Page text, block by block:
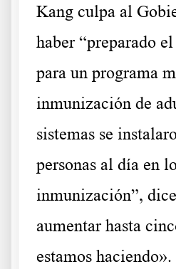
Kang culpa al
haber “preparado
para un programa
inmunización de
sistemas se
personas al día en
inmunización”,
aumentar hasta
estamos haciendo».